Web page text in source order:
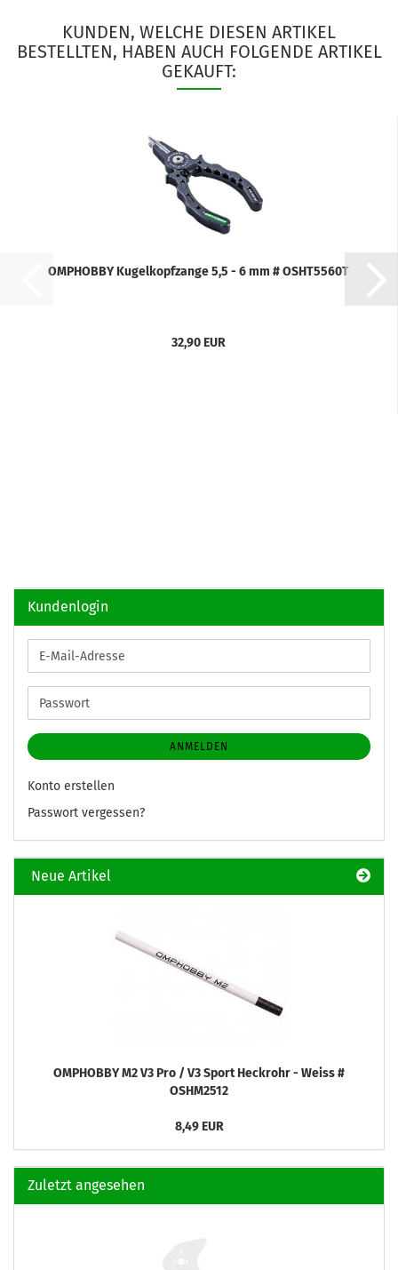
KUNDEN, WELCHE DIESEN ARTIKEL
BESTELLTEN, HABEN AUCH FOLGENDE ARTIKEL
GEKAUFT:
OMPHOBBY Kugelkopfzange 5,5 - 6 mm # OSHT5560T
32,90 EUR
Kundenlogin
E-
Mail-
Adresse
Passwort
ANMELDEN
Konto erstellen
Passwort vergessen?
Neue Artikel
OMPHOBBY M2 V3 Pro / V3 Sport Heckrohr - Weiss #
OSHM2512
8,49 EUR
Zuletzt angesehen